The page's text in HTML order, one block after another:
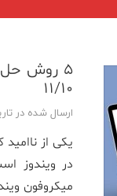
۵ روش
۱۱/۱۰
ارسال شده در تاریخ
یکی از
در ویندوز
میکروفون